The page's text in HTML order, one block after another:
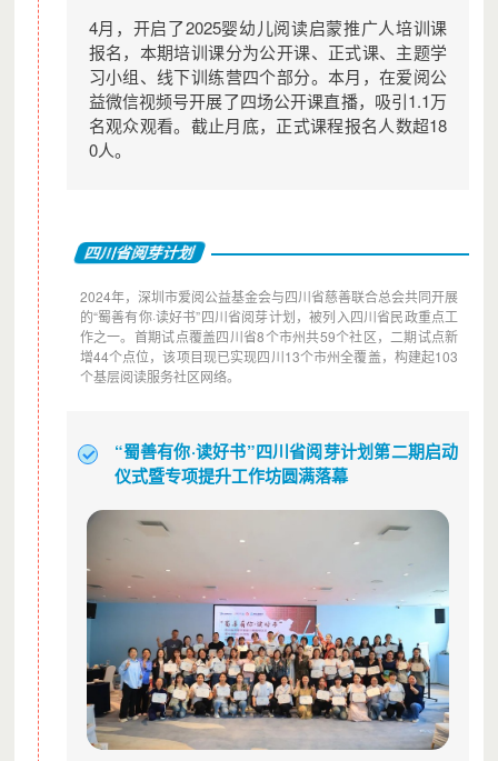
4月，开启了2025婴幼儿阅读启蒙推广人培训课
报名，本期培训课分为公开课、正式课、主题学
习小组、线下训练营四个部分。本月，在爱阅公
益微信视频号开展了四场公开课直播，吸引1.1万
名观众观看。截止月底，正式课程报名人数超18
0人。
四川省阅芽计划
2024年，深圳市爱阅公益基金会与四川省慈善联合总会共同开展
的“蜀善有你·读好书”四川省阅芽计划，被列入四川省民政重点工
作之一。首期试点覆盖四川省8个市州共59个社区，二期试点新
增44个点位，该项目现已实现四川13个市州全覆盖，构建起103
个基层阅读服务社区网络。
“蜀善有你·读好书”四川省阅芽计划第二期启动
仪式暨专项提升工作坊圆满落幕